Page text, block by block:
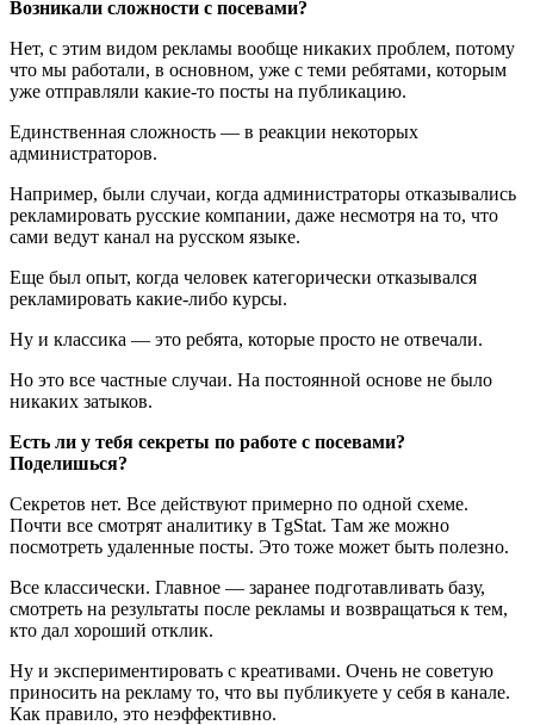
Возникали сложности с посевами?
Нет, с этим видом рекламы вообще никаких проблем, потому
что мы работали, в основном, уже с теми ребятами, которым
уже отправляли какие-то посты на публикацию.
Единственная сложность — в реакции некоторых
администраторов.
Например, были случаи, когда администраторы отказывались
рекламировать русские компании, даже несмотря на то, что
сами ведут канал на русском языке.
Еще был опыт, когда человек категорически отказывался
рекламировать какие-либо курсы.
Ну и классика — это ребята, которые просто не отвечали.
Но это все частные случаи. На постоянной основе не было
никаких затыков.
Есть ли у тебя секреты по работе с посевами?
Поделишься?
Секретов нет. Все действуют примерно по одной схеме.
Почти все смотрят аналитику в TgStat. Там же можно
посмотреть удаленные посты. Это тоже может быть полезно.
Все классически. Главное — заранее подготавливать базу,
смотреть на результаты после рекламы и возвращаться к тем,
кто дал хороший отклик.
Ну и экспериментировать с креативами. Очень не советую
приносить на рекламу то, что вы публикуете у себя в канале.
Как правило, это неэффективно.